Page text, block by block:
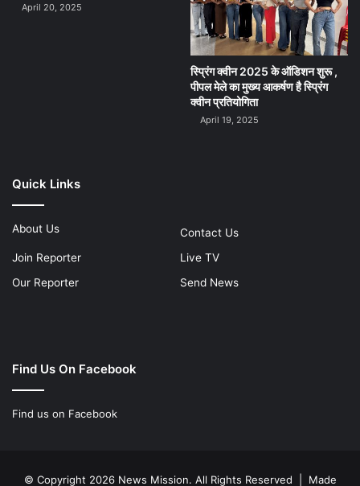
April 20, 2025
स्प्रिंग क्वीन 2025 के ऑडिशन शुरू ,
पीपल मेले का मुख्य आकर्षण है स्प्रिंग
क्वीन प्रतियोगिता
April 19, 2025
Quick Links
About Us
Contact Us
Join Reporter
Live TV
Our Reporter
Send News
Find Us On Facebook
Find us on Facebook
© Copyright 2026 News Mission. All Rights Reserved | Made